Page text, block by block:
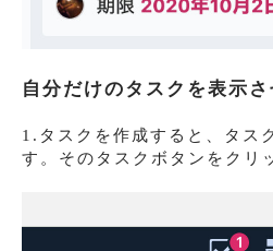
自分だけのタスクを表示さ
1.タスクを作成すると、タス
す。そのタスクボタンをクリ